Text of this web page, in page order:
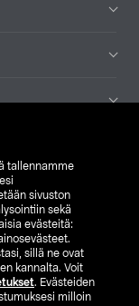
tallennamme
sivuston
sekä
evästeitä:
sillä ne ovat
kannalta. Voit
. Evästeiden
milloin